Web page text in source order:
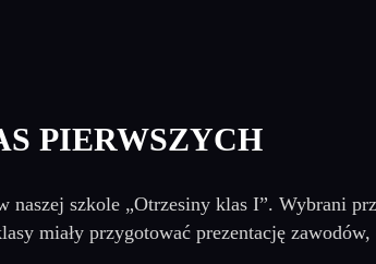
PIERWSZYCH
naszej szkole „Otrzesiny klas I”. Wybrani
miały przygotować prezentację